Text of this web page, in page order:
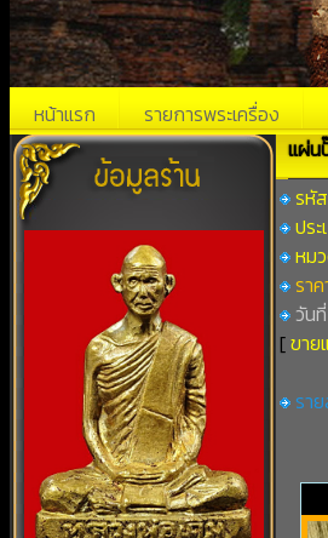
หน้าแรก รายการพระเครื่อง
แผ่น
รหั
ปร
หม
รา
วัน
[ขาย
รา